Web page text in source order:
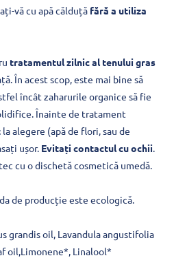
vă cu apă călduță fără a utiliza
tratamentul zilnic al tenului gras
În acest scop, este mai bine să
încât zaharurile organice să fie
Înainte de tratament
la alegere (apă de flori, sau de
ușor. Evitați contactul cu ochii
cu o dischetă cosmetică umedă.
de producție este ecologică.
grandis oil, Lavandula angustifolia
oil,Limonene*, Linalool*